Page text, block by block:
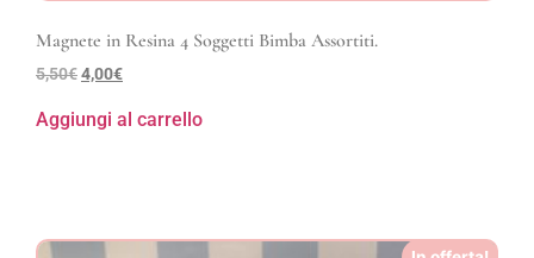
Magnete in Resina 4 Soggetti Bimba Assortiti.
5,50€4,00€
Aggiungi al carrello